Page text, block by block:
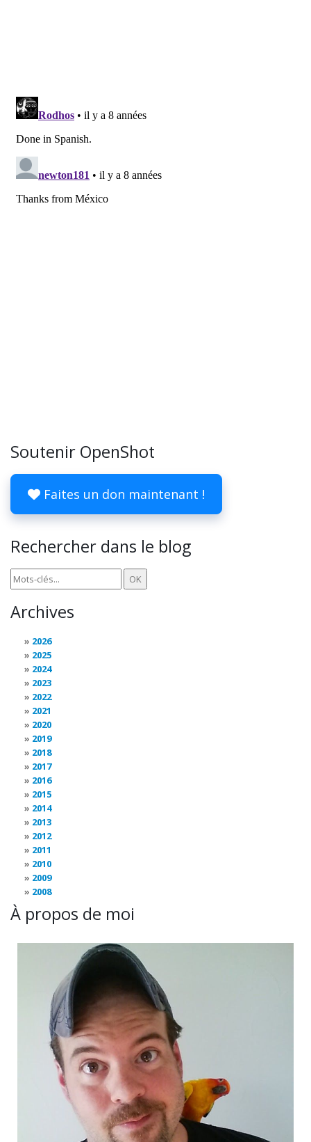
Soutenir OpenShot
Faites un don maintenant !
Rechercher dans le blog
Archives
2026
2025
2024
2023
2022
2021
2020
2019
2018
2017
2016
2015
2014
2013
2012
2011
2010
2009
2008
À propos de moi